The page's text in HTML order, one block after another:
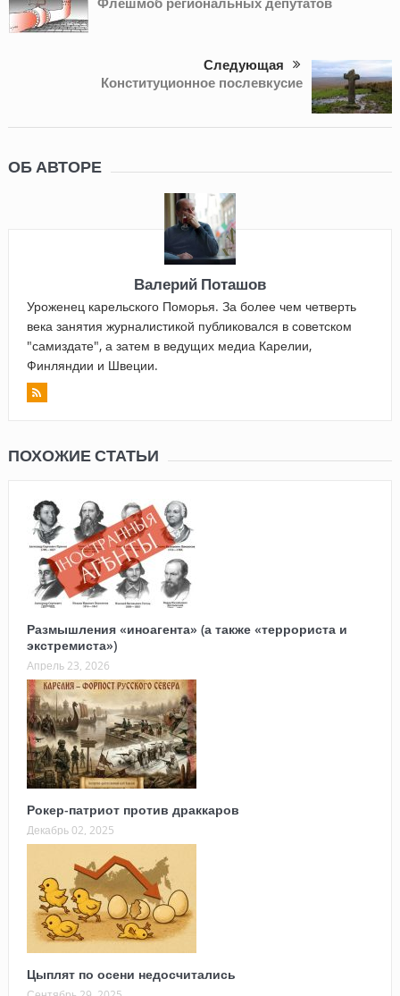
Следующая
Конституционное послевкусие
ОБ АВТОРЕ
Валерий Поташов
Уроженец карельского Поморья. За более чем четверть
века занятия журналистикой публиковался в советском
"самиздате", а затем в ведущих медиа Карелии,
Финляндии и Швеции.
ПОХОЖИЕ СТАТЬИ
Размышления «иноагента» (а также «террориста и
экстремиста»)
Апрель 23, 2026
Рокер-патриот против драккаров
Декабрь 02, 2025
Цыплят по осени недосчитались